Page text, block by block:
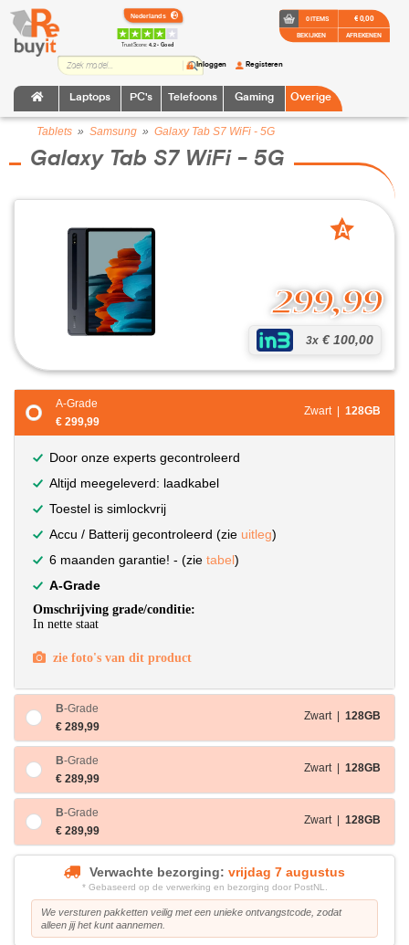
TrustScore:4.2 • Goed
Laptops PC's Telefoons Gaming Overige
Inloggen Registeren
0 ITEMS
BEKIJKEN
€ 0,00
AFREKENEN
Tablets » Samsung » Galaxy Tab S7 WiFi - 5G
Galaxy Tab S7 WiFi - 5G
299,99
3x € 100,00
A
A-Grade
€ 299,99
Zwart | 128GB
Door onze experts gecontroleerd
Altijd meegeleverd: laadkabel
Toestel is simlockvrij
Accu / Batterij gecontroleerd (zie uitleg)
6 maanden garantie! - (zie tabel)
A-Grade
Omschrijving grade/conditie:
In nette staat
zie foto's van dit product
B-Grade
€ 289,99
Zwart | 128GB
B-Grade
€ 289,99
Zwart | 128GB
B-Grade
€ 289,99
Zwart | 128GB
Verwachte bezorging: vrijdag 7 augustus
* Gebaseerd op de verwerking en bezorging door PostNL.
We versturen pakketten veilig met een unieke ontvangstcode, zodat
alleen jij het kunt aannemen.